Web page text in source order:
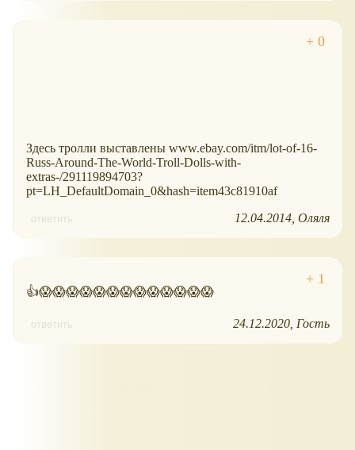
Здесь тролли выставлены www.ebay.com/itm/lot-of-16-
Russ-Around-The-World-Troll-Dolls-with-
extras-/291119894703?
pt=LH_DefaultDomain_0&hash=item43c81910af
ответить 12.04.2014 Оляля
👍😱😱😱😱😱😱😱😱😱😱😱😱😱
ответить 24.12.2020 Гость